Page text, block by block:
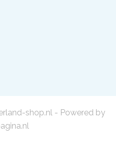
shop.nl - Powered by